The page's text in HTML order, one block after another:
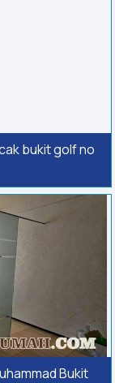
bukit golf no
Bukit